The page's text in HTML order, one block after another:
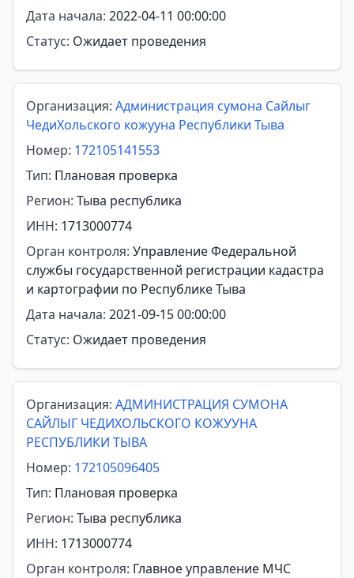
Дата начала: 2022-04-11 00:00:00
Статус: Ожидает проведения
Организация: Администрация сумона Сайлыг
ЧедиХольского кожууна Республики Тыва
Номер: 172105141553
Тип: Плановая проверка
Регион: Тыва республика
ИНН: 1713000774
Орган контроля: Управление Федеральной
службы государственной регистрации кадастра
и картографии по Республике Тыва
Дата начала: 2021-09-15 00:00:00
Статус: Ожидает проведения
Организация: АДМИНИСТРАЦИЯ СУМОНА
САЙЛЫГ ЧЕДИХОЛЬСКОГО КОЖУУНА
РЕСПУБЛИКИ ТЫВА
Номер: 172105096405
Тип: Плановая проверка
Регион: Тыва республика
ИНН: 1713000774
Орган контроля: Главное управление МЧС